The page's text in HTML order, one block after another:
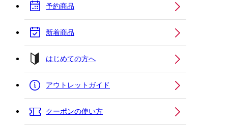
予約商品
新着商品
はじめての方へ
アウトレットガイド
クーポンの使い方